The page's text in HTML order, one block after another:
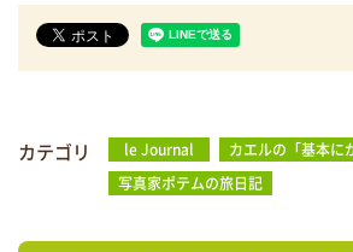
カテゴリ
le Journal
カエルの「基本に
写真家ポテムの旅日記